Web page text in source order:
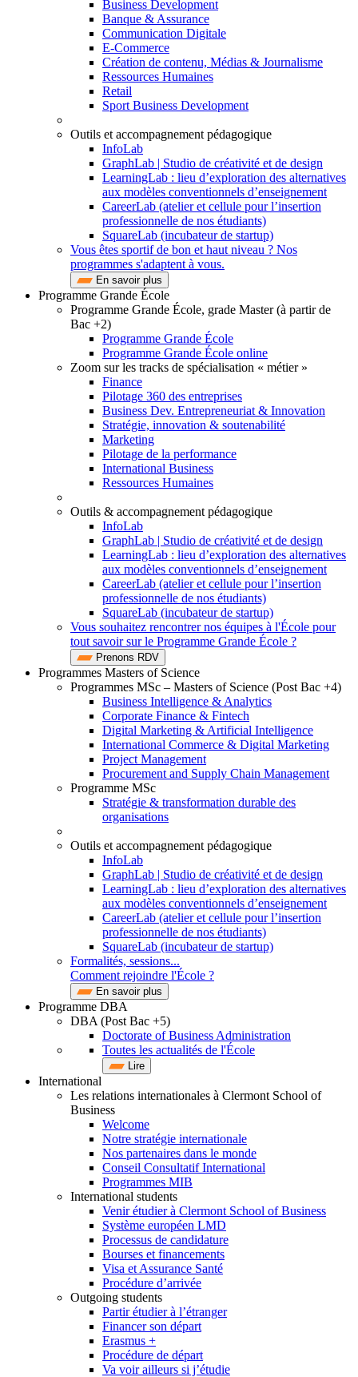
Business Development
Banque & Assurance
Communication Digitale
E-Commerce
Création de contenu, Médias & Journalisme
Ressources Humaines
Retail
Sport Business Development
Outils et accompagnement pédagogique
InfoLab
GraphLab | Studio de créativité et de design
LearningLab : lieu d’exploration des alternatives
aux modèles conventionnels d’enseignement
CareerLab (atelier et cellule pour l’insertion
professionnelle de nos étudiants)
SquareLab (incubateur de startup)
Vous êtes sportif de bon et haut niveau ? Nos
programmes s'adaptent à vous.
En savoir plus
Programme Grande École
Programme Grande École, grade Master (à partir de
Bac +2)
Programme Grande École
Programme Grande École online
Zoom sur les tracks de spécialisation « métier »
Finance
Pilotage 360 des entreprises
Business Dev. Entrepreneuriat & Innovation
Stratégie, innovation & soutenabilité
Marketing
Pilotage de la performance
International Business
Ressources Humaines
Outils & accompagnement pédagogique
InfoLab
GraphLab | Studio de créativité et de design
LearningLab : lieu d’exploration des alternatives
aux modèles conventionnels d’enseignement
CareerLab (atelier et cellule pour l’insertion
professionnelle de nos étudiants)
SquareLab (incubateur de startup)
Vous souhaitez rencontrer nos équipes à l'École pour
tout savoir sur le Programme Grande École ?
Prenons RDV
Programmes Masters of Science
Programmes MSc – Masters of Science (Post Bac +4)
Business Intelligence & Analytics
Corporate Finance & Fintech
Digital Marketing & Artificial Intelligence
International Commerce & Digital Marketing
Project Management
Procurement and Supply Chain Management
Programme MSc
Stratégie & transformation durable des
organisations
Outils et accompagnement pédagogique
InfoLab
GraphLab | Studio de créativité et de design
LearningLab : lieu d’exploration des alternatives
aux modèles conventionnels d’enseignement
CareerLab (atelier et cellule pour l’insertion
professionnelle de nos étudiants)
SquareLab (incubateur de startup)
Formalités, sessions...
Comment rejoindre l'École ?
En savoir plus
Programme DBA
DBA (Post Bac +5)
Doctorate of Business Administration
Toutes les actualités de l'École
Lire
International
Les relations internationales à Clermont School of
Business
Welcome
Notre stratégie internationale
Nos partenaires dans le monde
Conseil Consultatif International
Programmes MIB
International students
Venir étudier à Clermont School of Business
Système européen LMD
Processus de candidature
Bourses et financements
Visa et Assurance Santé
Procédure d’arrivée
Outgoing students
Partir étudier à l’étranger
Financer son départ
Erasmus +
Procédure de départ
Va voir ailleurs si j’étudie